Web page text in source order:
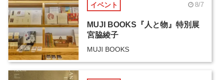
イベント 8/7
MUJI BOOKS『人と物』特別展
宮脇綾子
MUJI BOOKS